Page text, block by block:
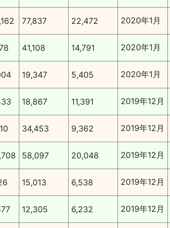
77,837 22,472 2020年1月
41,108 14,791 2020年1月
19,347 5,405 2020年1月
18,867 11,391 2019年12月
34,453 9,362 2019年12月
58,097 20,048 2019年12月
15,013 6,538 2019年12月
12,305 6,232 2019年12月